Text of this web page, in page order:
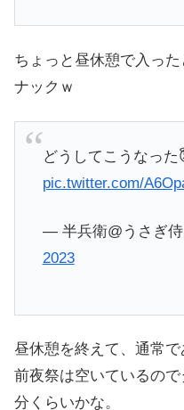
ちょっと昼休憩で入っ
ナックｗ
どうしてこうなった
pic.twitter.com/
— 半兵衛@うさぎ侍
2023
昼休憩を終えて、通常で
前夜祭は空いているの
分くらいかな。